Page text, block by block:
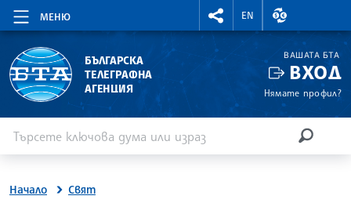
МЕНЮ
RIGHTMENU.SOCIAL
EN
ВАЛУТНИ
БЪЛГАРСКА
ТЕЛЕГРАФНА
АГЕНЦИЯ
ВАШАТА БТА
ВХОД
Нямате профил?
Начало Свят